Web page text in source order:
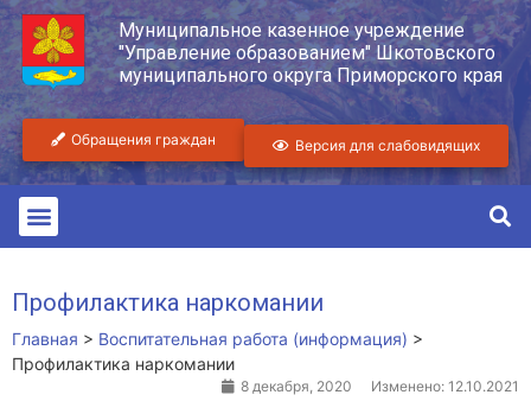
Муниципальное казенное учреждение
"Управление образованием" Шкотовского
муниципального округа Приморского края
Обращения граждан Версия для слабовидящих
Профилактика наркомании
Главная > Воспитательная работа (информация) >
Профилактика наркомании
8 декабря, 2020 Изменено: 12.10.2021